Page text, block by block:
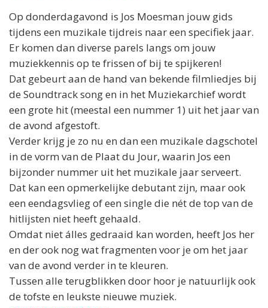
Op donderdagavond is Jos Moesman jouw gids
tijdens een muzikale tijdreis naar een specifiek jaar.
Er komen dan diverse parels langs om jouw
muziekkennis op te frissen of bij te spijkeren!
Dat gebeurt aan de hand van bekende filmliedjes bij
de Soundtrack song en in het Muziekarchief wordt
een grote hit (meestal een nummer 1) uit het jaar van
de avond afgestoft.
Verder krijg je zo nu en dan een muzikale dagschotel
in de vorm van de Plaat du Jour, waarin Jos een
bijzonder nummer uit het muzikale jaar serveert.
Dat kan een opmerkelijke debutant zijn, maar ook
een eendagsvlieg of een single die nét de top van de
hitlijsten niet heeft gehaald.
Omdat niet álles gedraaid kan worden, heeft Jos her
en der ook nog wat fragmenten voor je om het jaar
van de avond verder in te kleuren.
Tussen alle terugblikken door hoor je natuurlijk ook
de tofste en leukste nieuwe muziek.